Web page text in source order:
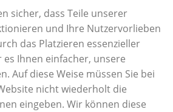
sicher, dass Teile unserer
und Ihre Nutzervorlieben
das Platzieren essenzieller
es Ihnen einfacher, unsere
Auf diese Weise müssen Sie bei
nicht wiederholt die
eingeben. Wir können diese